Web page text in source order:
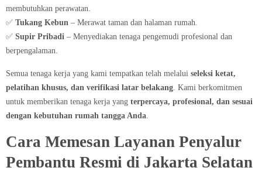
membutuhkan perawatan.
✅ Tukang Kebun – Merawat taman dan halaman rumah.
✅ Supir Pribadi – Menyediakan tenaga pengemudi profesional dan
berpengalaman.
Semua tenaga kerja yang kami tempatkan telah melalui seleksi ketat,
pelatihan khusus, dan verifikasi latar belakang. Kami berkomitmen
untuk memberikan tenaga kerja yang terpercaya, profesional, dan sesuai
dengan kebutuhan rumah tangga Anda.
Cara Memesan Layanan Penyalur
Pembantu Resmi di Jakarta Selatan​